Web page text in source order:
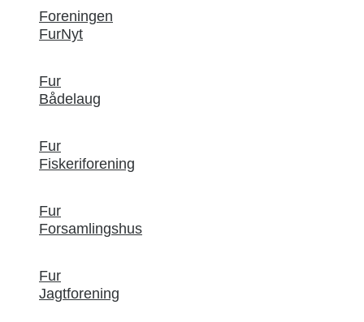
Foreningen
FurNyt
Fur
Bådelaug
Fur
Fiskeriforening
Fur
Forsamlingshus
Fur
Jagtforening